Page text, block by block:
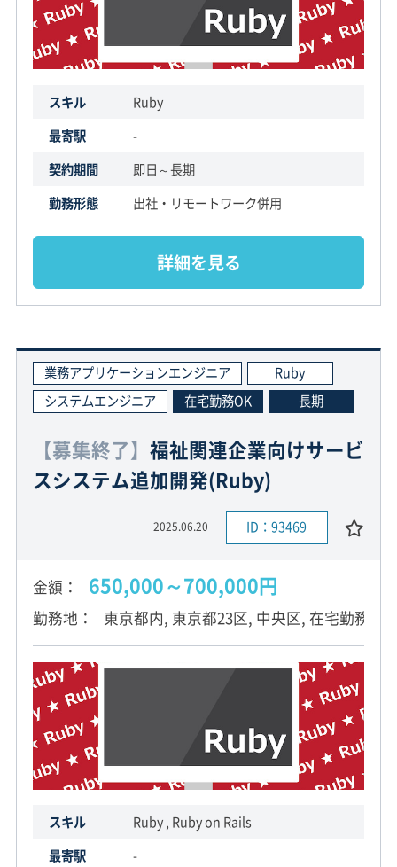
スキル
Ruby
最寄駅
-
契約期間
即日～長期
勤務形態
出社・リモートワーク併用
詳細を見る
業務アプリケーションエンジニア
Ruby
システムエンジニア
在宅勤務OK 長期
【募集終了】 福祉関連企業向けサービ
スシステム追加開発(Ruby)
2025.06.20 ID：93469
金額 650,000～700,000円
勤務地 東京都内, 東京都23区, 中央区, 在宅勤務
スキル
Ruby , Ruby on Rails
最寄駅
-